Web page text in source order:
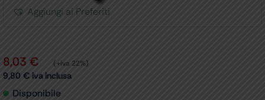
Aggiungi ai Preferiti
8,03 € (+iva 22%)
9,80 € iva inclusa
Disponibile